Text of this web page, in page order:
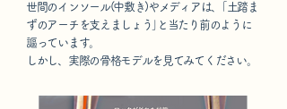
世間のインソール(中敷き)やメディアは、｢土踏ま
ずのアーチを支えましょう｣と当たり前のように
謳っています。
しかし、実際の骨格モデルを見てみてください。